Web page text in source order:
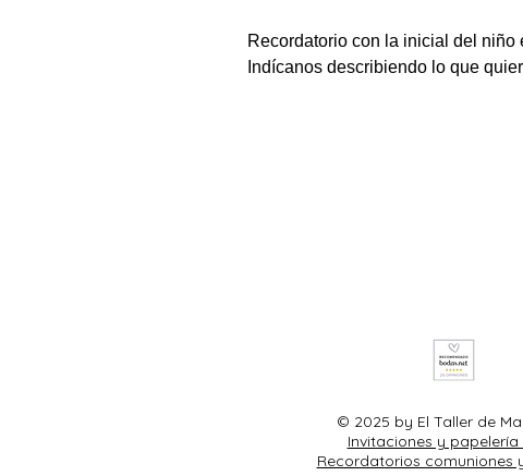
Recordatorio con la inicial del niño
Indícanos describiendo lo que
© 2025 by El Taller de
Invitaciones y
Recordatorios comuniones